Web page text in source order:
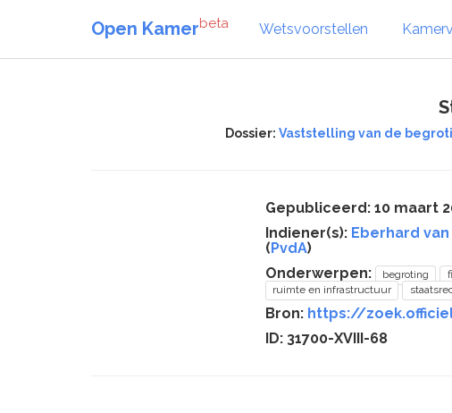
Open Kamerbeta Wetsvoorstellen
Dossier: Vaststelling van de
Gepubliceerd: 10 maart
Indiener(s): Eberhard
(PvdA)
Onderwerpen:
begroting
ruimte en infrastructuur
Bron: https://
ID: 31700-XVIII-68